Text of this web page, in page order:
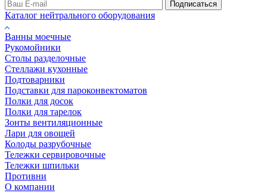
Подписаться
Каталог нейтрального оборудования
Ванны моечные
Рукомойники
Столы разделочные
Стеллажи кухонные
Подтоварники
Подставки для пароконвектоматов
Полки для досок
Полки для тарелок
Зонты вентиляционные
Лари для овощей
Колоды разрубочные
Тележки сервировочные
Тележки шпильки
Противни
О компании